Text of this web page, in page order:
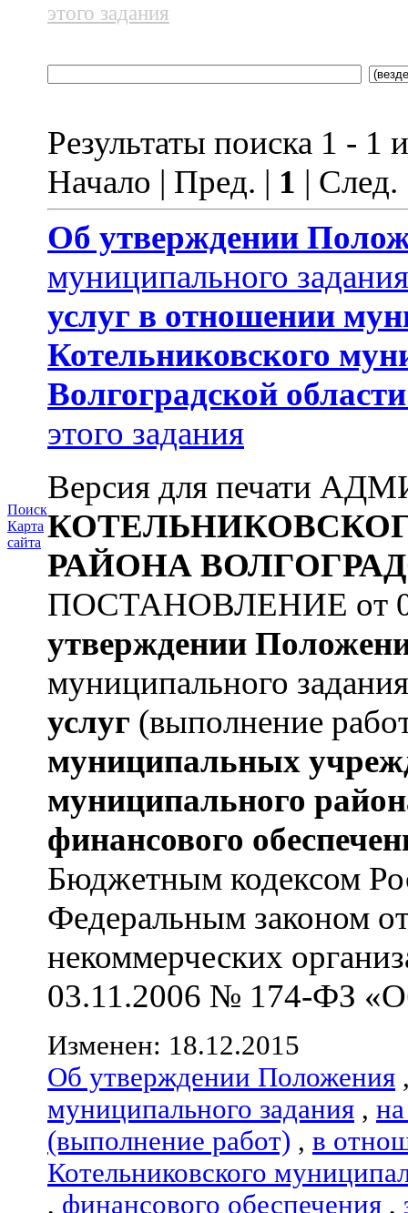
Поиск
Карта
сайта
этого задания
Результаты поиска 1 - 1
Начало | Пред. | 1 |
Об утверждении
муниципального
услуг в отношении
Котельниковского
Волгоградской области
этого задания
Версия для печати
РАЙОНА
ПОСТАНОВЛЕНИЕ от
утверждении
муниципального
услуг (выполнение
муниципальных
муниципального
финансового
Бюджетным кодексом
Федеральным законом
некоммерческих
03.11.2006 № 174-ФЗ
Изменен: 18.12.2015
Об утверждении Положения
муниципального задания ,
(выполнение работ) , в
Котельниковского
, финансового обеспечения ,